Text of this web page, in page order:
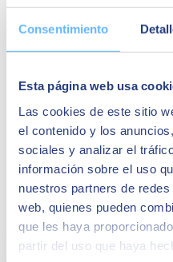
Consentimiento
Esta página web usa
Las cookies de este sitio
el contenido y los
sociales y analizar el
información sobre el uso
nuestros partners de
web, quienes pueden
que les haya
partir del uso que haya
A pesar de que las apps no son
Cross-Site Scripting, los
buenas prácticas para que el
certificado válido
, así
La aplicacióncaptura y
excepciones.
funcionalidades de
herramientas, tales como
protección de la pila,
referencias, se encuentran
Hacer uso de
código fuente para
como por ejemplo
Mecanismos